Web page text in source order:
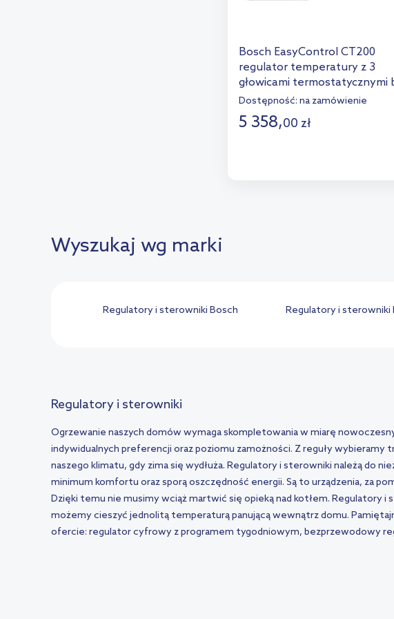
Bosch EasyControl CT200
regulator temperatury z 3
głowicami termostatycznymi
7736701393
Dostępność: na zamówienie
5 358,00 zł
Wyszukaj wg marki
Regulatory i sterowniki Bosch Regulatory i sterowniki
Regulatory i sterowniki
Ogrzewanie naszych domów wymaga skompletowania w miarę
indywidualnych preferencji oraz poziomu zamożności. Z reguły
naszego klimatu, gdy zima się wydłuża. Regulatory i sterowniki należą do
minimum komfortu oraz sporą oszczędność energii. Są to urządzenia, za
Dzięki temu nie musimy wciąż martwić się opieką nad kotłem. Regulatory
możemy cieszyć jednolitą temperaturą panującą wewnątrz domu.
ofercie: regulator cyfrowy z programem tygodniowym, bezprzewodowy